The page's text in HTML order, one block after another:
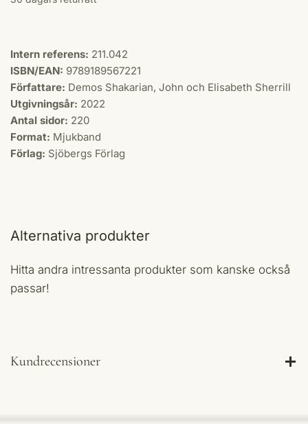
Intern referens: 211.042
ISBN/EAN: 9789189567221
Författare: Demos Shakarian, John och Elisabeth Sherrill
Utgivningsår: 2022
Antal sidor: 220
Format: Mjukband
Förlag: Sjöbergs Förlag
Alternativa produkter
Hitta andra intressanta produkter som kanske också
passar!
Kundrecensioner